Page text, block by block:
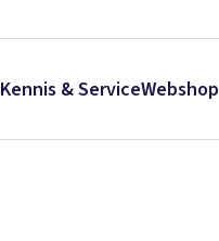
Kennis & ServiceWebshop